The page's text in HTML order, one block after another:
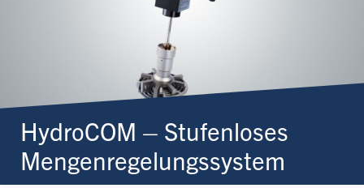
HydroCOM – Stufenloses
Mengenrege­lungssystem